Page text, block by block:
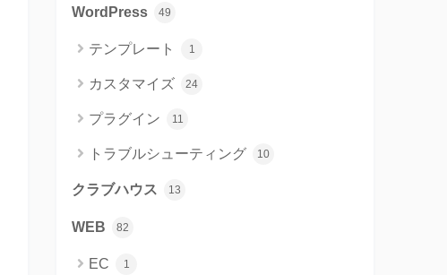
WordPress 49
テンプレート 1
カスタマイズ 24
プラグイン 11
トラブルシューティング 10
クラブハウス 13
WEB 82
EC 1